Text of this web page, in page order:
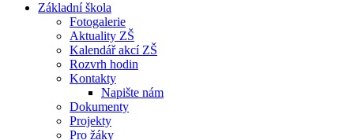
Základní škola
Fotogalerie
Aktuality ZŠ
Kalendář akcí ZŠ
Rozvrh hodin
Kontakty
Napište nám
Dokumenty
Projekty
Pro žáky